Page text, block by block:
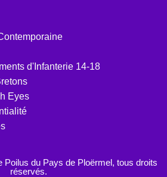
d'Infanterie 14-18
Eyes
Poilus du Pays de Ploërmel, tous droits
réservés.